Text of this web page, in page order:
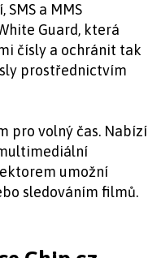
a MMS
Guard, která
čísly a ochránit tak
prostřednictvím
pro volný čas. Nabízí
umožní
sledováním filmů.